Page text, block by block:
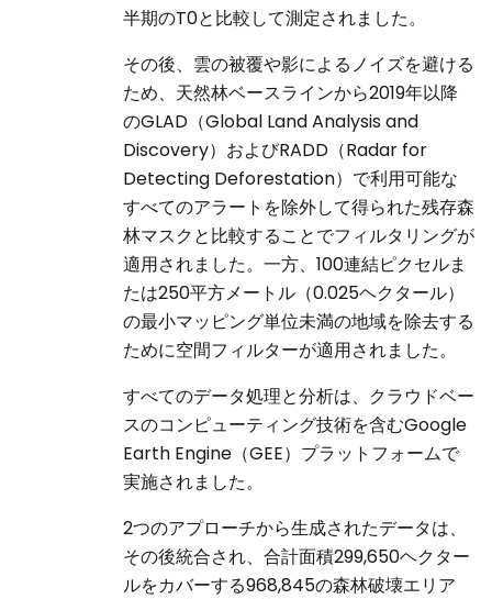
半期のT0と比較して測定されました。
その後、雲の被覆や影によるノイズを避ける
ため、天然林ベースラインから2019年以降
のGLAD（Global Land Analysis and
Discovery）およびRADD（Radar for
Detecting Deforestation）で利用可能な
すべてのアラートを除外して得られた残存森
林マスクと比較することでフィルタリングが
適用されました。一方、100連結ピクセルま
たは250平方メートル（0.025ヘクタール）
の最小マッピング単位未満の地域を除去する
ために空間フィルターが適用されました。
すべてのデータ処理と分析は、クラウドベー
スのコンピューティング技術を含むGoogle
Earth Engine（GEE）プラットフォームで
実施されました。
2つのアプローチから生成されたデータは、
その後統合され、合計面積299,650ヘクター
ルをカバーする968,845の森林破壊エリア